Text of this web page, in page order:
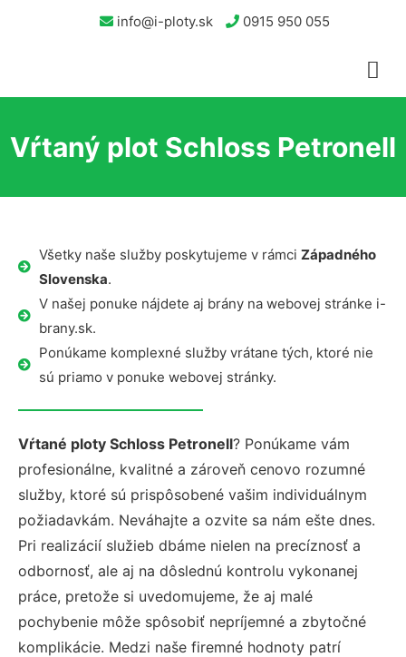
info@i-ploty.sk 0915 950 055
Vŕtaný plot Schloss Petronell
Všetky naše služby poskytujeme v rámci Západného
Slovenska.
V našej ponuke nájdete aj brány na webovej stránke i-
brany.sk.
Ponúkame komplexné služby vrátane tých, ktoré nie
sú priamo v ponuke webovej stránky.
Vŕtané ploty Schloss Petronell? Ponúkame vám
profesionálne, kvalitné a zároveň cenovo rozumné
služby, ktoré sú prispôsobené vašim individuálnym
požiadavkám. Neváhajte a ozvite sa nám ešte dnes.
Pri realizácií služieb dbáme nielen na precíznosť a
odbornosť, ale aj na dôslednú kontrolu vykonanej
práce, pretože si uvedomujeme, že aj malé
pochybenie môže spôsobiť nepríjemné a zbytočné
komplikácie. Medzi naše firemné hodnoty patrí